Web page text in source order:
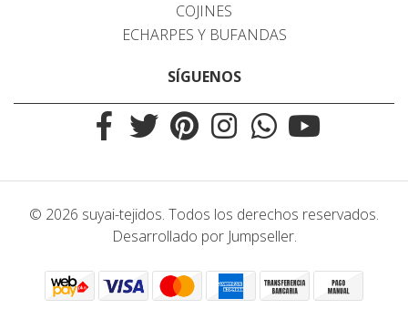
COJINES
ECHARPES Y BUFANDAS
SÍGUENOS
© 2026 suyai-tejidos. Todos los derechos reservados.
Desarrollado por Jumpseller.